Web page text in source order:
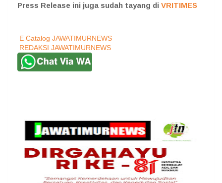
Press Release ini juga sudah tayang di VRITIMES
E Catalog JAWATIMURNEWS
REDAKSI JAWATIMURNEWS